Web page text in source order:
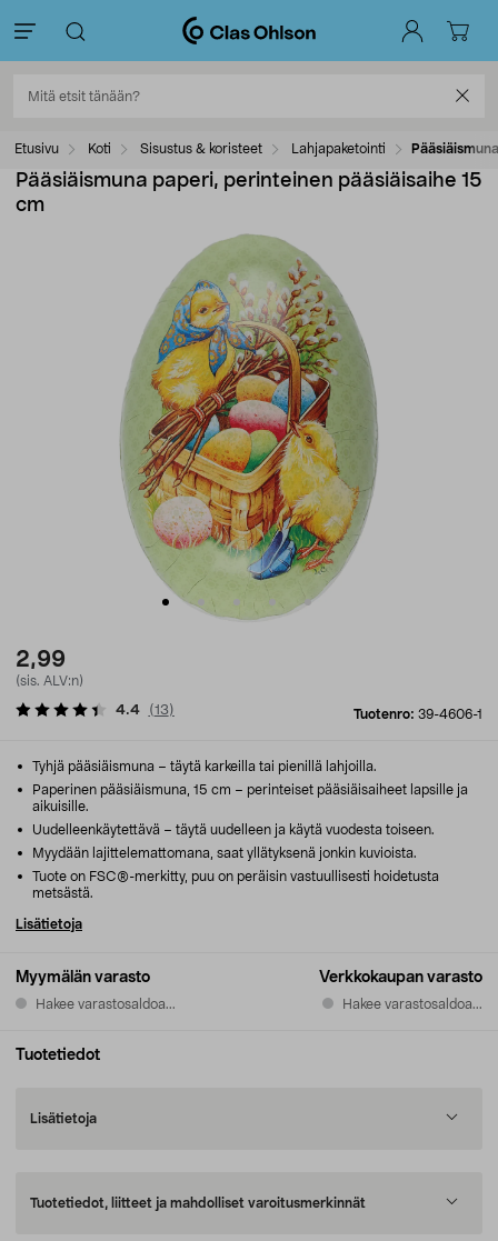
Etusivu Koti Sisustus & koristeet Lahjapaketointi
Pääsiäismuna paperi, perinteinen pääsiäisaihe 15
cm
2,99
(sis. ALV:n)
Tuotenro: 39-4606-1
4.4 (13)
Myymälän varasto
Hakee varastosaldoa...
Verkkokaupan varasto
Hakee varastosaldoa...
Tyhjä pääsiäismuna – täytä karkeilla tai pienillä lahjoilla.
Paperinen pääsiäismuna, 15 cm – perinteiset pääsiäisaiheet lapsille ja
aikuisille.
Uudelleenkäytettävä – täytä uudelleen ja käytä vuodesta toiseen.
Myydään lajittelemattomana, saat yllätyksenä jonkin kuvioista.
Tuote on FSC®-merkitty, puu on peräisin vastuullisesti hoidetusta
metsästä.
Lisätietoja
Tuotetiedot
Lisätietoja
Tuotetiedot, liitteet ja mahdolliset varoitusmerkinnät